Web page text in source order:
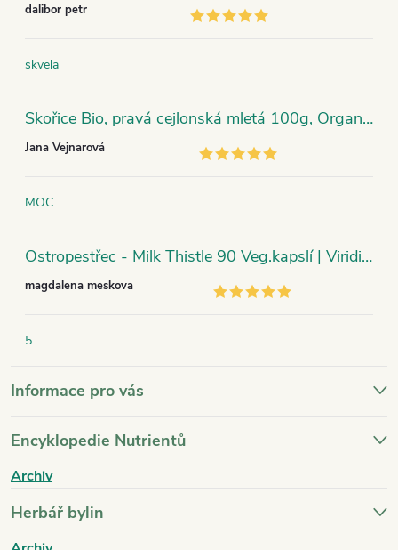
dalibor petr
skvela
Skořice Bio, pravá cejlonská mletá 100g, Organic India
Jana Vejnarová
MOC
Ostropestřec - Milk Thistle 90 Veg.kapslí | Viridian
magdalena meskova
5
Informace pro vás
Encyklopedie Nutrientů
Archiv
Herbář bylin